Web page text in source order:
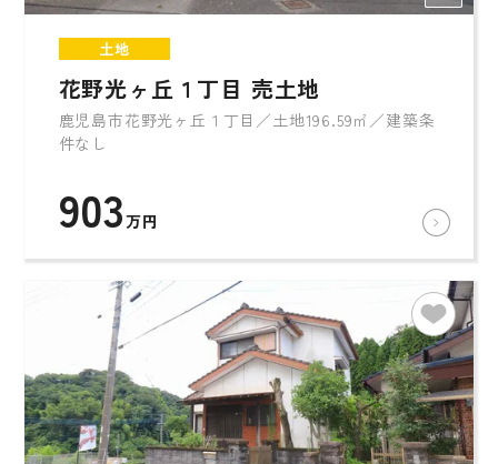
土地
花野光ヶ丘１丁目 売土地
鹿児島市花野光ヶ丘１丁目／土地196.59㎡／建築条
件なし
903万円